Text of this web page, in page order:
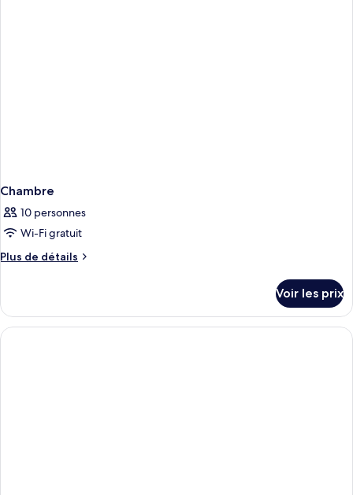
Chambre
10 personnes
Wi-Fi gratuit
Plus de détails
Plus
le
type
de
Voir les prix